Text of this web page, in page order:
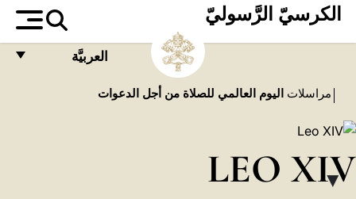
الكرسيّ الرَّسوليّ
العربيَّة
FRANÇAIS مراسلات اليوم العالمي للصلاة من أجل الدعوات
LEO XIV
▸